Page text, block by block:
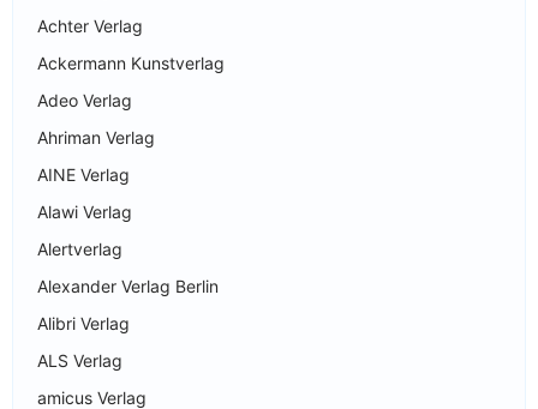
Achter Verlag
Ackermann Kunstverlag
Adeo Verlag
Ahriman Verlag
AINE Verlag
Alawi Verlag
Alertverlag
Alexander Verlag Berlin
Alibri Verlag
ALS Verlag
amicus Verlag